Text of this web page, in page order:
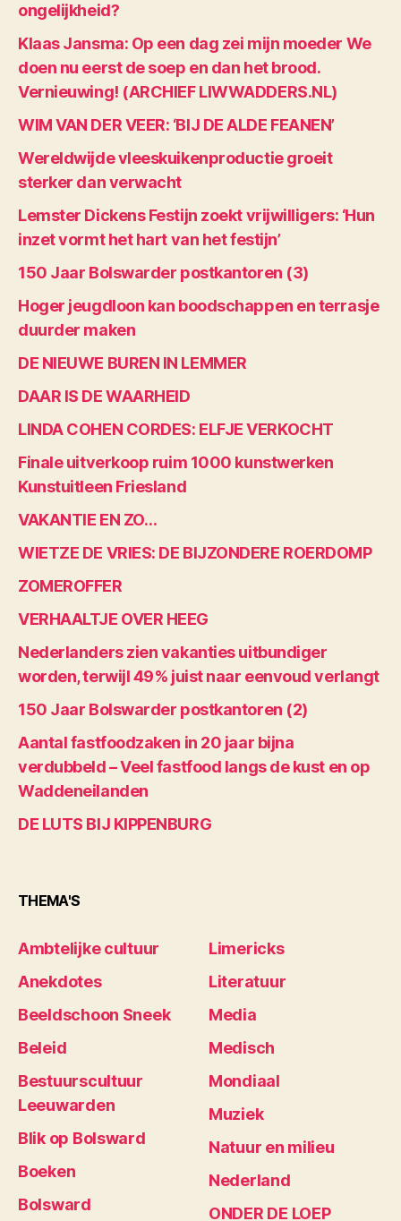
ongelijkheid?
Klaas Jansma: Op een dag zei mijn moeder We
doen nu eerst de soep en dan het brood.
Vernieuwing! (ARCHIEF LIWWADDERS.NL)
WIM VAN DER VEER: ‘BIJ DE ALDE FEANEN’
Wereldwijde vleeskuikenproductie groeit
sterker dan verwacht
Lemster Dickens Festijn zoekt vrijwilligers: ‘Hun
inzet vormt het hart van het festijn’
150 Jaar Bolswarder postkantoren (3)
Hoger jeugdloon kan boodschappen en terrasje
duurder maken
DE NIEUWE BUREN IN LEMMER
DAAR IS DE WAARHEID
LINDA COHEN CORDES: ELFJE VERKOCHT
Finale uitverkoop ruim 1000 kunstwerken
Kunstuitleen Friesland
VAKANTIE EN ZO…
WIETZE DE VRIES: DE BIJZONDERE ROERDOMP
ZOMEROFFER
VERHAALTJE OVER HEEG
Nederlanders zien vakanties uitbundiger
worden, terwijl 49% juist naar eenvoud verlangt
150 Jaar Bolswarder postkantoren (2)
Aantal fastfoodzaken in 20 jaar bijna
verdubbeld – Veel fastfood langs de kust en op
Waddeneilanden
DE LUTS BIJ KIPPENBURG
THEMA'S
Ambtelijke cultuur
Anekdotes
Beeldschoon Sneek
Beleid
Bestuurscultuur
Leeuwarden
Blik op Bolsward
Boeken
Bolsward
Limericks
Literatuur
Media
Medisch
Mondiaal
Muziek
Natuur en milieu
Nederland
ONDER DE LOEP